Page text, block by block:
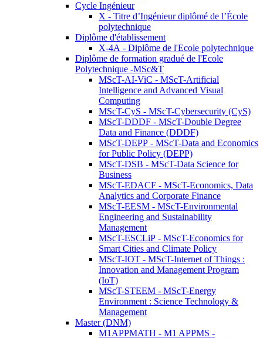
Cycle Ingénieur
X - Titre d’Ingénieur diplômé de l’École
polytechnique
Diplôme d'établissement
X-4A - Diplôme de l'Ecole polytechnique
Diplôme de formation gradué de l'Ecole
Polytechnique -MSc&T
MScT-AI-ViC - MScT-Artificial
Intelligence and Advanced Visual
Computing
MScT-CyS - MScT-Cybersecurity (CyS)
MScT-DDDF - MScT-Double Degree
Data and Finance (DDDF)
MScT-DEPP - MScT-Data and Economics
for Public Policy (DEPP)
MScT-DSB - MScT-Data Science for
Business
MScT-EDACF - MScT-Economics, Data
Analytics and Corporate Finance
MScT-EESM - MScT-Environmental
Engineering and Sustainability
Management
MScT-ESCLiP - MScT-Economics for
Smart Cities and Climate Policy
MScT-IOT - MScT-Internet of Things :
Innovation and Management Program
(IoT)
MScT-STEEM - MScT-Energy
Environment : Science Technology &
Management
Master (DNM)
M1APPMATH - M1 APPMS -